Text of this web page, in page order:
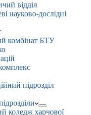
відділ
науково-дослідні
комбінат БТУ
підрозділ
коледж харчової